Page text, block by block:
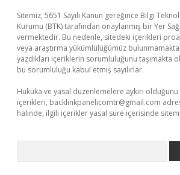
Sitemiz, 5651 Sayılı Kanun gereğince Bilgi
Kurumu (BTK) tarafından onaylanmış bir Yer
vermektedir. Bu nedenle, sitedeki içerikleri
veya araştırma yükümlülüğümüz
yazdıkları içeriklerin sorumluluğunu taşımakta
bu sorumluluğu kabul etmiş sayılırlar.
Hukuka ve yasal düzenlemelere aykırı
içerikleri, backlinkpanelicomtr@gmail.com
halinde, ilgili içerikler yasal süre içerisinde